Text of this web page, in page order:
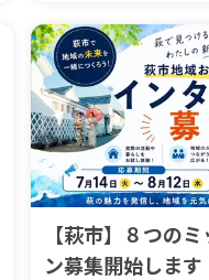
【萩市】８つの
ン募集開始します